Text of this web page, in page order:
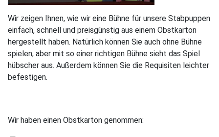
Wir zeigen Ihnen, wie wir eine Bühne für unsere Stabpuppen
einfach, schnell und preisgünstig aus einem Obstkarton
hergestellt haben. Natürlich können Sie auch ohne Bühne
spielen, aber mit so einer richtigen Bühne sieht das Spiel
hübscher aus. Außerdem können Sie die Requisiten leichter
befestigen.
Wir haben einen Obstkarton genommen: